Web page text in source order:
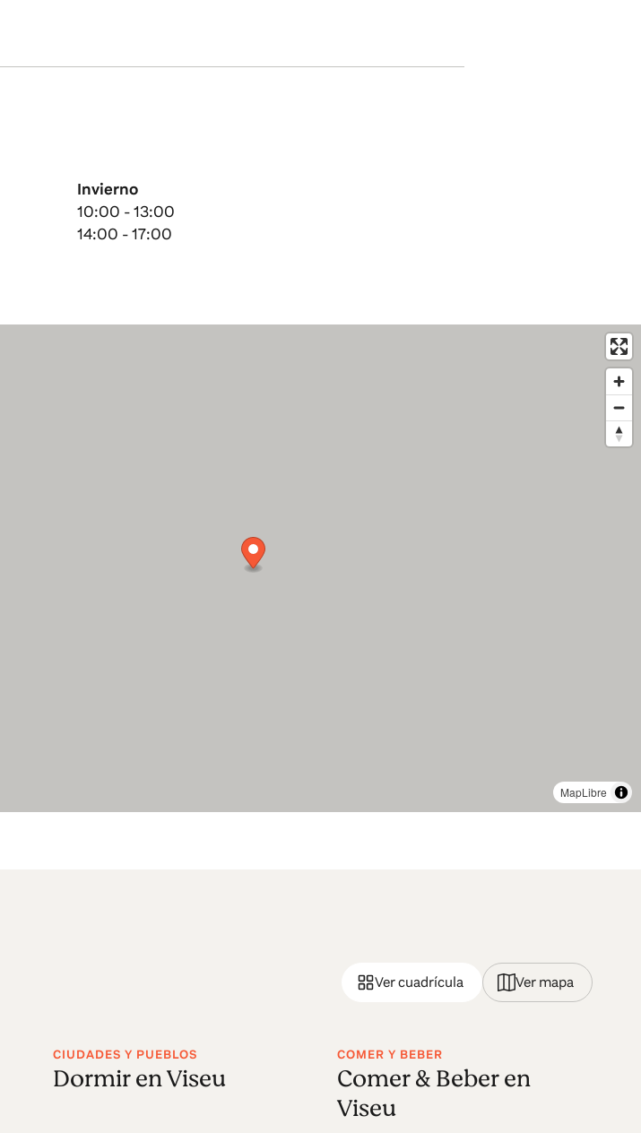
Invierno
10:00 - 13:00
14:00 - 17:00
MapLibre
Ver cuadrícula Ver mapa
CIUDADES Y PUEBLOS
Dormir en Viseu
COMER Y BEBER
Comer & Beber en
Viseu